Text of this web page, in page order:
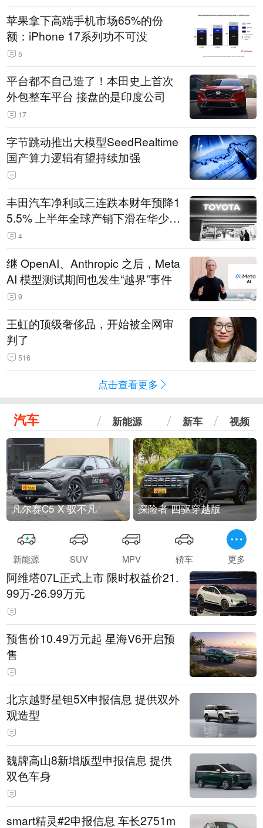
苹果拿下高端手机市场65%的份
额：iPhone 17系列功不可没
5
平台都不自己造了！本田史上首次
外包整车平台 接盘的是印度公司
17
字节跳动推出大模型SeedRealtime
国产算力逻辑有望持续加强
丰田汽车净利或三连跌本财年预降1
5.5% 上半年全球产销下滑在华少卖
14.3万辆
4
继 OpenAI、Anthropic 之后，Meta
AI 模型测试期间也发生“越界”事件
9
王虹的顶级奢侈品，开始被全网审
判了
516
点击查看更多
汽车 新能源 新车 视频
凡尔赛C5 X 驭不凡 探险者 四驱穿越版
新能源 SUV MPV 轿车 更多
阿维塔07L正式上市 限时权益价21.
99万-26.99万元
预售价10.49万元起 星海V6开启预
售
北京越野星钽5X申报信息 提供双外
观造型
魏牌高山8新增版型申报信息 提供
双色车身
smart精灵#2申报信息 车长2751m